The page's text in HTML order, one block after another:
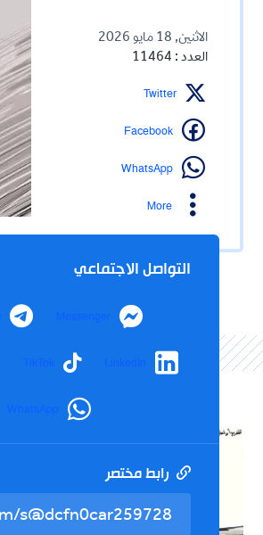
الاثنين, 18 مايو 2026
العدد : 11464
Twitter
Facebook
WhatsApp
More
التواصل الاجتماعي
Messenger
LinkedIn
TikTok
WhatsApp
رابط مختصر